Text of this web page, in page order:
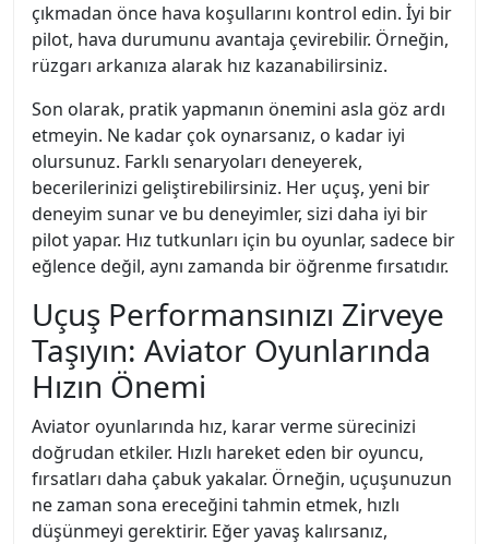
çıkmadan önce hava koşullarını kontrol edin. İyi bir
pilot, hava durumunu avantaja çevirebilir. Örneğin,
rüzgarı arkanıza alarak hız kazanabilirsiniz.
Son olarak, pratik yapmanın önemini asla göz ardı
etmeyin. Ne kadar çok oynarsanız, o kadar iyi
olursunuz. Farklı senaryoları deneyerek,
becerilerinizi geliştirebilirsiniz. Her uçuş, yeni bir
deneyim sunar ve bu deneyimler, sizi daha iyi bir
pilot yapar. Hız tutkunları için bu oyunlar, sadece bir
eğlence değil, aynı zamanda bir öğrenme fırsatıdır.
Uçuş Performansınızı Zirveye
Taşıyın: Aviator Oyunlarında
Hızın Önemi
Aviator oyunlarında hız, karar verme sürecinizi
doğrudan etkiler. Hızlı hareket eden bir oyuncu,
fırsatları daha çabuk yakalar. Örneğin, uçuşunuzun
ne zaman sona ereceğini tahmin etmek, hızlı
düşünmeyi gerektirir. Eğer yavaş kalırsanız,